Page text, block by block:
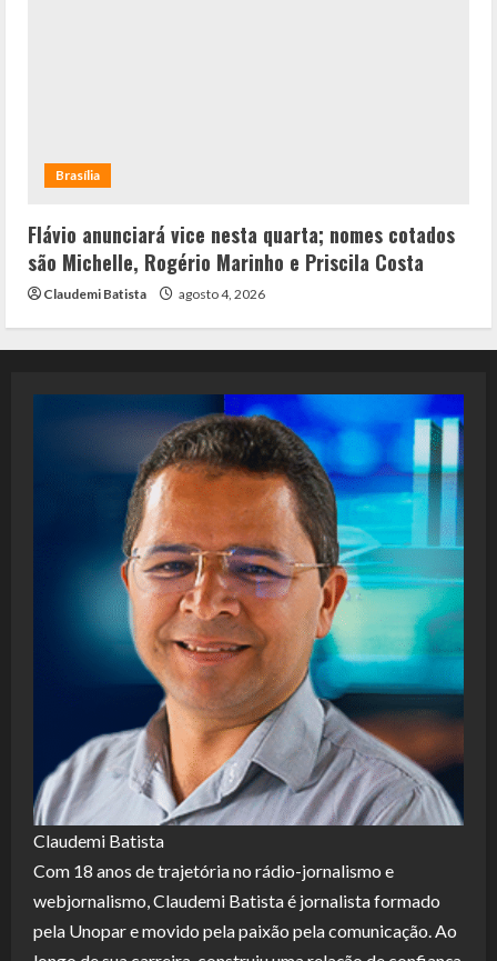
Brasília
Flávio anunciará vice nesta quarta; nomes cotados
são Michelle, Rogério Marinho e Priscila Costa
Claudemi Batista agosto 4, 2026
Claudemi Batista
Com 18 anos de trajetória no rádio-jornalismo e
webjornalismo, Claudemi Batista é jornalista formado
pela Unopar e movido pela paixão pela comunicação. Ao